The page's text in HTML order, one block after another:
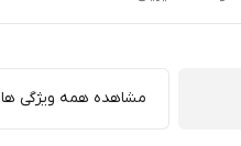
مشاهده همه ویژگی ها